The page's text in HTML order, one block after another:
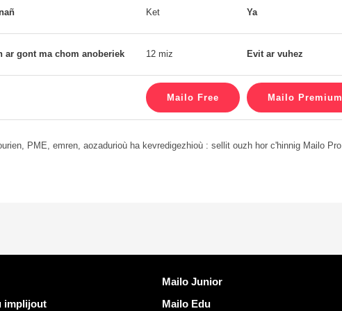
Ket Ya
ar gont ma chom anoberiek 12 miz Evit ar vuhez
PME, emren, aozadurioù ha kevredigezhioù : sellit ouzh hor c'hinnig Mailo Pro
implijout
Dizoloiñ Mailo
Mailo Junior
Mailo Edu